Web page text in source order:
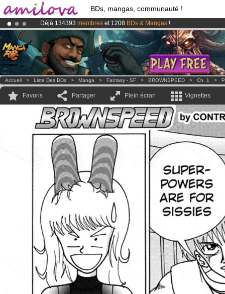
BDs, mangas, communauté !
Déjà 134393 membres et 1208 BDs & Mangas !
Abonnement premium: à partir de3.95 eurospar mois !Clique ici
LeKickstarter Amilova est désormais lancé
Accueil > Liste Des BDs > Manga > Fantasy - SF > BROWNSPEED > Ch. 1 >
Favoris Partager Plein écran Vignettes